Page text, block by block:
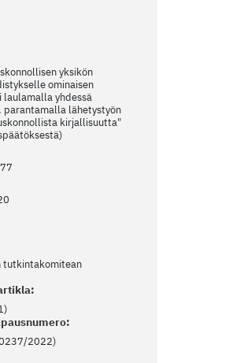
yksikön
ominaisen
laulamalla yhdessä
parantamalla lähetystyön
kirjallisuutta"
tutkintakomitean
2022)